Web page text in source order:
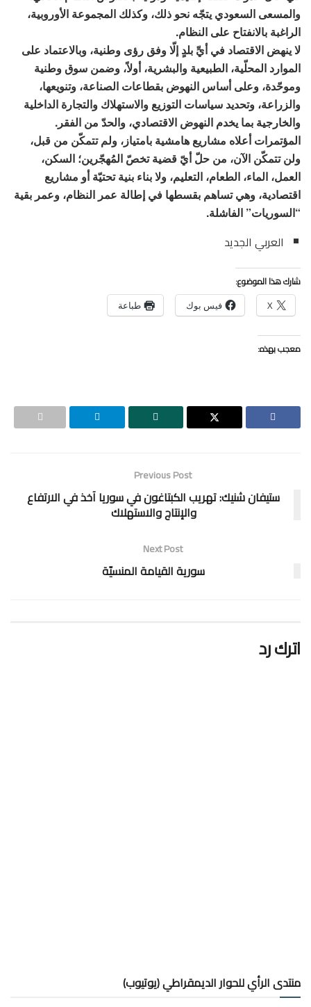
والمسعى السعودي يتجّه نحو ذلك، وكذلك المجموعة الأوروبية،
الراغبة بالانفتاح على النظام.
لا ينهض الاقتصاد في أيِّ بلدٍ إلّا وفق رؤى وطنية، وبالاعتماد على
الموارد المحلّية، الطبيعية والبشرية، أولاً، وضمن سوق وطنية
وموحّدة، وعلى أساس النهوض بقطاعات الصناعة، وتنويعها،
والزراعة، وتحديد سياسات التوزيع والاستهلاك والتجارة الداخلية
والخارجية بما يخدم النهوض الاقتصادي، والحدّ من الفقر.
المؤتمرات أعلاه مشاريع هامشية بامتياز، ولم تتمكّن من قبل،
ولن تتمكّن الآن، من حلّ أيّ قضية تخصّ المُهجّرين؛ السكن،
العمل، الماء، الطعام، التعليم، ولا بناء بنية تحتيّة أو مشاريع
اقتصادية، وهي تساهم بقسطها في إطالة عمر النظام، وعمر بقية
“السوريات” الفاشلة.
العربي الجديد
شارك هذا الموضوع:
X فيس بوك طباعة
معجب بهذه:
Previous Post
ستيفان شنيك: تهريب الكبتاغون في سوريا آخذ في الارتفاع
والإنتاج والاستهلاك
Next Post
سورية القيامة المنسيّة
اترك رد
منتدى الرأي للحوار الديمقراطي (يوتيوب)